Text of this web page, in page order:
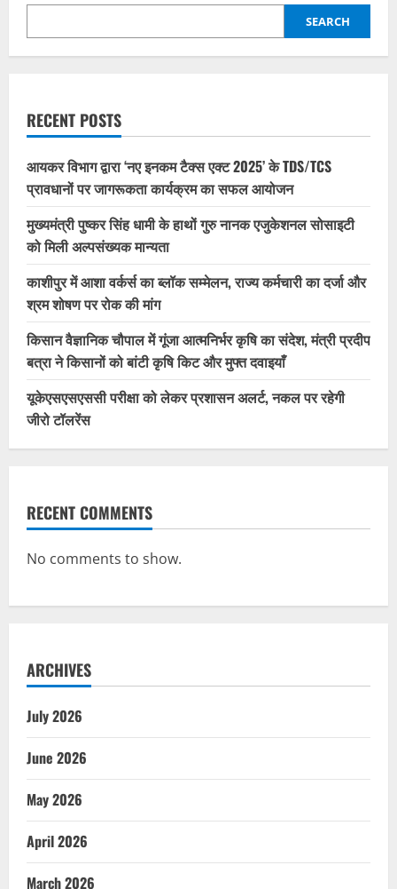
SEARCH
RECENT POSTS
आयकर विभाग द्वारा ‘नए इनकम टैक्स एक्ट 2025’ के TDS/TCS
प्रावधानों पर जागरूकता कार्यक्रम का सफल आयोजन
मुख्यमंत्री पुष्कर सिंह धामी के हाथों गुरु नानक एजुकेशनल सोसाइटी
को मिली अल्पसंख्यक मान्यता
काशीपुर में आशा वर्कर्स का ब्लॉक सम्मेलन, राज्य कर्मचारी का दर्जा और
श्रम शोषण पर रोक की मांग
किसान वैज्ञानिक चौपाल में गूंजा आत्मनिर्भर कृषि का संदेश, मंत्री प्रदीप
बत्रा ने किसानों को बांटी कृषि किट और मुफ्त दवाइयाँ
यूकेएसएसएससी परीक्षा को लेकर प्रशासन अलर्ट, नकल पर रहेगी
जीरो टॉलरेंस
RECENT COMMENTS
No comments to show.
ARCHIVES
July 2026
June 2026
May 2026
April 2026
March 2026